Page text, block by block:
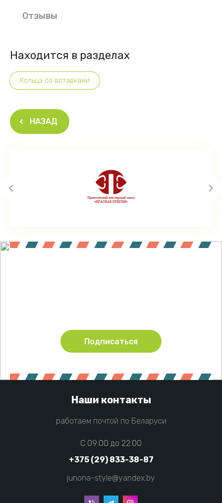
Отзывы
Находится в разделах
Кольца со вставками
НАЗАД
Подписаться
Наши контакты
работаем почтой по Беларуси
C 09:00 до 22:00
+375 (29) 833-38-87
junona-style@yandex.by